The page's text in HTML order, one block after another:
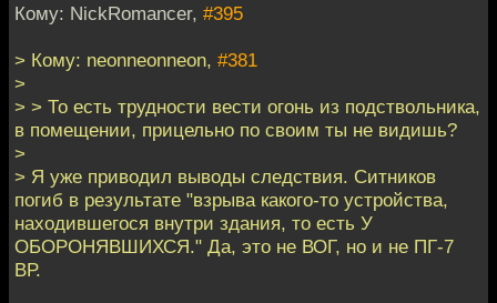
Кому: NickRomancer, #395
> Кому: neonneonneon, #381
>
> > То есть трудности вести огонь из подствольника,
в помещении, прицельно по своим ты не видишь?
>
> Я уже приводил выводы следствия. Ситников
погиб в результате "взрыва какого-то устройства,
находившегося внутри здания, то есть У
ОБОРОНЯВШИХСЯ." Да, это не ВОГ, но и не ПГ-7
ВР.